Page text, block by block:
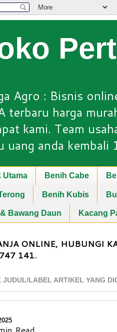
Agro : Bisnis
terbaru harga
kami. Team
uang anda kembali
Utama Benih Cabe
Benih Kubis
Bawang Daun Kacang
ONLINE, HUBUNGI
141.
JUDUL/LABEL ARTIKEL YANG